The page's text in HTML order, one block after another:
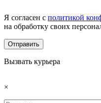
Я согласен с политикой
на обработку своих
Вызвать курьера
×